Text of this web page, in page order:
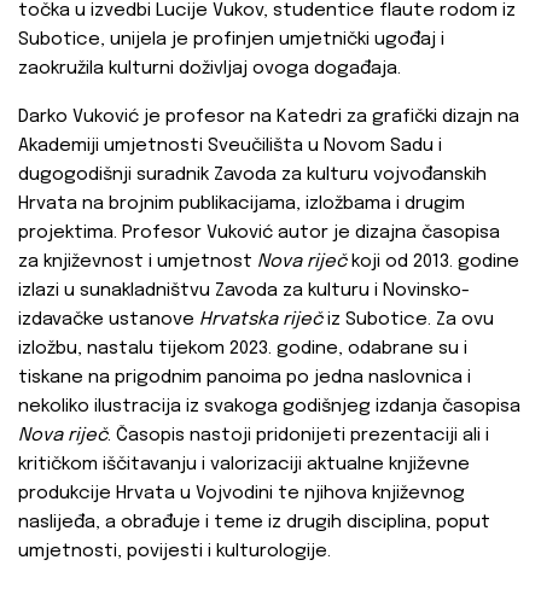
točka u izvedbi Lucije Vukov, studentice flaute rodom iz
Subotice, unijela je profinjen umjetnički ugođaj i
zaokružila kulturni doživljaj ovoga događaja.
Darko Vuković je profesor na Katedri za grafički dizajn na
Akademiji umjetnosti Sveučilišta u Novom Sadu i
dugogodišnji suradnik Zavoda za kulturu vojvođanskih
Hrvata na brojnim publikacijama, izložbama i drugim
projektima. Profesor Vuković autor je dizajna časopisa
za književnost i umjetnost Nova riječkoji od 2013. godine
izlazi u sunakladništvu Zavoda za kulturu i Novinsko-
izdavačke ustanove Hrvatska riječiz Subotice. Za ovu
izložbu, nastalu tijekom 2023. godine, odabrane su i
tiskane na prigodnim panoima po jedna naslovnica i
nekoliko ilustracija iz svakoga godišnjeg izdanja časopisa
Nova riječ. Časopis nastoji pridonijeti prezentaciji ali i
kritičkom iščitavanju i valorizaciji aktualne književne
produkcije Hrvata u Vojvodini te njihova književnog
naslijeđa, a obrađuje i teme iz drugih disciplina, poput
umjetnosti, povijesti i kulturologije.